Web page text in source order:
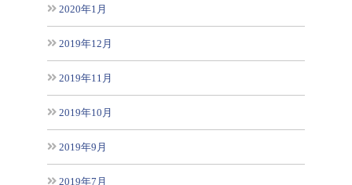
2020年1月
2019年12月
2019年11月
2019年10月
2019年9月
2019年7月